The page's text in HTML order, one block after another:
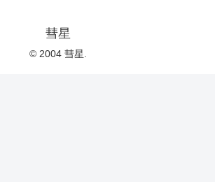
彗星
© 2004 彗星.